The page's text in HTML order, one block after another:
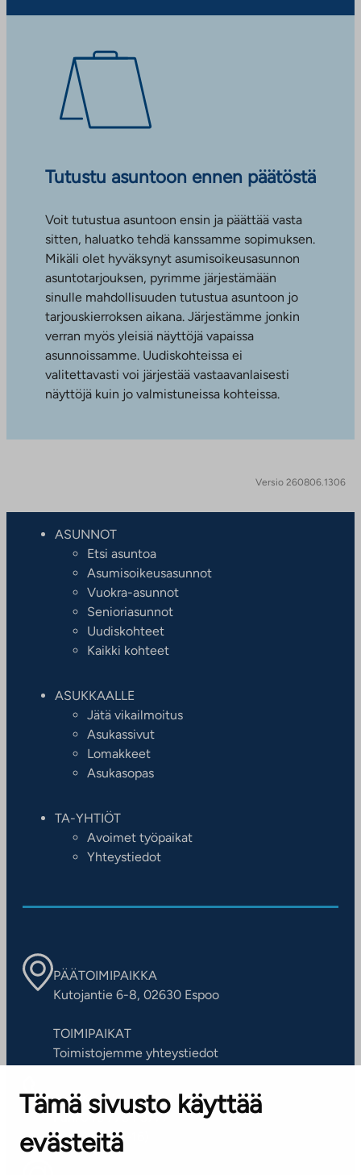
Tämä sivusto käyttää
evästeitä
Tutustu asuntoon ennen päätöstä
Voit tutustua asuntoon ensin ja päättää vasta
sitten, haluatko tehdä kanssamme sopimuksen.
Mikäli olet hyväksynyt asumisoikeusasunnon
asuntotarjouksen, pyrimme järjestämään
sinulle mahdollisuuden tutustua asuntoon jo
tarjouskierroksen aikana. Järjestämme jonkin
verran myös yleisiä näyttöjä vapaissa
asunnoissamme. Uudiskohteissa ei
valitettavasti voi järjestää vastaavanlaisesti
näyttöjä kuin jo valmistuneissa kohteissa.
Versio 260806.1306
ASUNNOT
Etsi asuntoa
Asumisoikeusasunnot
Vuokra-asunnot
Senioriasunnot
Uudiskohteet
Kaikki kohteet
ASUKKAALLE
Jätä vikailmoitus
Asukassivut
Lomakkeet
Asukasopas
TA-YHTIÖT
Avoimet työpaikat
Yhteystiedot
PÄÄTOIMIPAIKKA
Kutojantie 6-8, 02630 Espoo
TOIMIPAIKAT
Toimistojemme yhteystiedot
ASIAKASPALVELUKESKUS
Puh. 045 7734 3777
(arkisin klo 8-16)